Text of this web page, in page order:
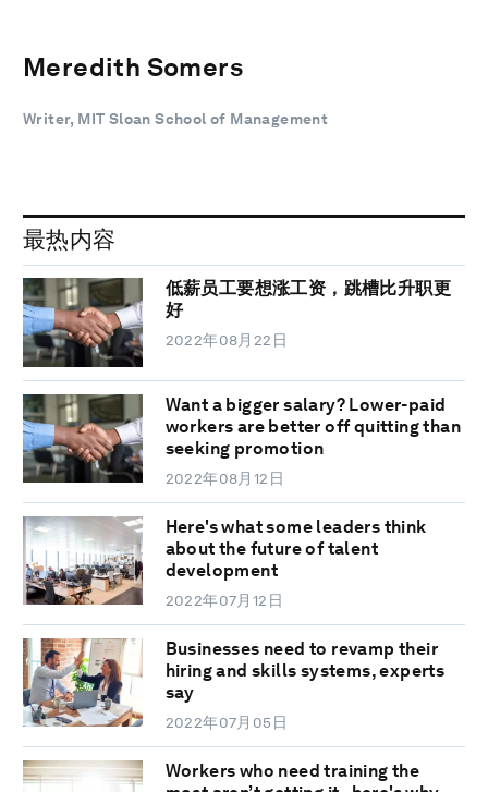
Meredith Somers
Writer, MIT Sloan School of Management
最热内容
低薪员工要想涨工资，跳槽比升职更
好
2022年08月22日
Want a bigger salary? Lower-paid
workers are better off quitting than
seeking promotion
2022年08月12日
Here's what some leaders think
about the future of talent
development
2022年07月12日
Businesses need to revamp their
hiring and skills systems, experts
say
2022年07月05日
Workers who need training the